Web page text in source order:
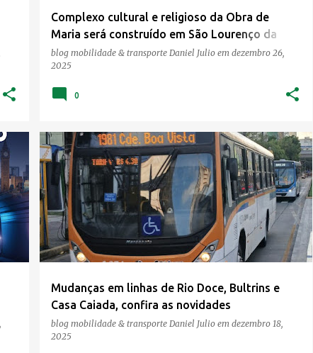
Complexo cultural e religioso da Obra de
Maria será construído em São Lourenço da
Mata
blog mobilidade & transporte Daniel Julio em dezembro 26,
2025
0
Mudanças em linhas de Rio Doce, Bultrins e
Casa Caiada, confira as novidades
blog mobilidade & transporte Daniel Julio em dezembro 18,
2025